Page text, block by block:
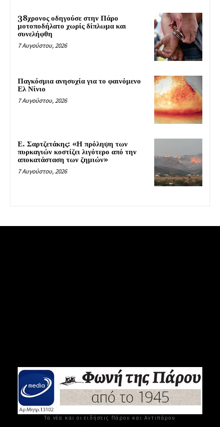
38χρονος οδηγούσε στην Πάρο
μοτοποδήλατο χωρίς δίπλωμα και
συνελήφθη
7 Αυγούστου, 2026
Παγκόσμια ανησυχία για το φαινόμενο
Ελ Νίνιο
7 Αυγούστου, 2026
Ε. Σαρτζετάκης: «Η πρόληψη των
πυρκαγιών κοστίζει λιγότερο από την
αποκατάσταση των ζημιών»
7 Αυγούστου, 2026
Τα νέα και οι ειδήσεις Πάρου και Αντιπάρου